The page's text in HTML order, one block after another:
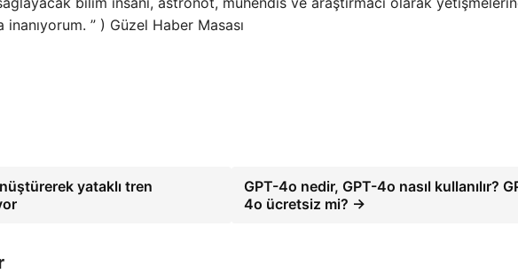
” ) Güzel Haber Masası
yataklı tren
GPT-4o nedir, GPT-4o nasıl kullanılır?
4o ücretsiz mi? →